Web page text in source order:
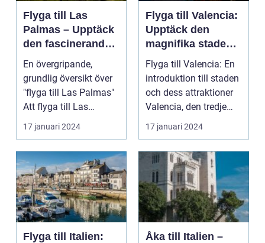
Flyga till Las
Palmas – Upptäck
den fascinerande
ögruppen
En övergripande,
grundlig översikt över
"flyga till Las Palmas"
Att flyga till Las
Palmas, beläget ...
17 januari 2024
Flyga till Valencia:
Upptäck den
magnifika staden
med sin rika
historia och kultur
Flyga till Valencia: En
introduktion till staden
och dess attraktioner
Valencia, den tredje
största...
17 januari 2024
Flyga till Italien:
Åka till Italien –